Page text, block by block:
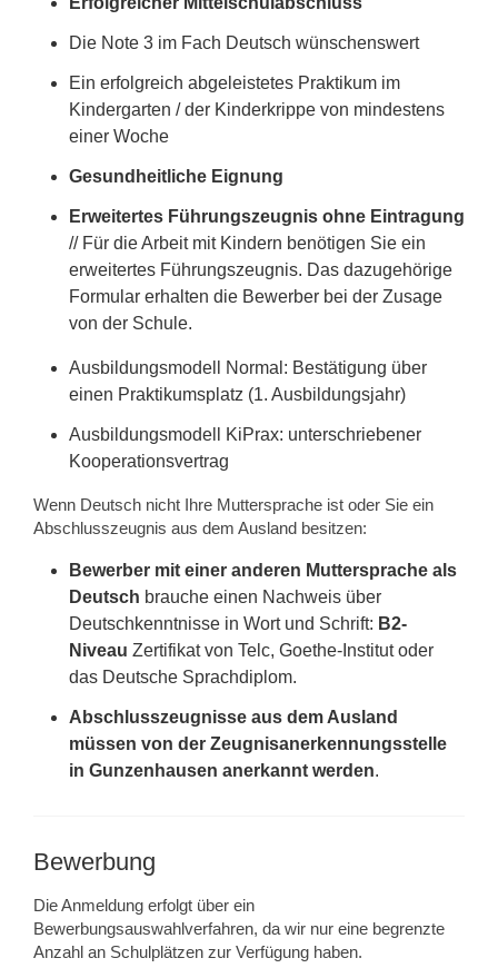
Die Note 3 im Fach Deutsch wünschenswert
Ein erfolgreich abgeleistetes Praktikum im
Kindergarten / der Kinderkrippe von mindestens
einer Woche
Gesundheitliche Eignung
Erweitertes Führungszeugnis ohne Eintragung
// Für die Arbeit mit Kindern benötigen Sie ein
erweitertes Führungszeugnis. Das dazugehörige
Formular erhalten die Bewerber bei der Zusage
von der Schule.
Ausbildungsmodell Normal: Bestätigung über
einen Praktikumsplatz (1. Ausbildungsjahr)
Ausbildungsmodell KiPrax: unterschriebener
Kooperationsvertrag
Wenn Deutsch nicht Ihre Muttersprache ist oder Sie ein
Abschlusszeugnis aus dem Ausland besitzen:
Bewerber mit einer anderen Muttersprache als
Deutsch brauche einen Nachweis über
Deutschkenntnisse in Wort und Schrift: B2-
Niveau Zertifikat von Telc, Goethe-Institut oder
das Deutsche Sprachdiplom.
Abschlusszeugnisse aus dem Ausland
müssen von der Zeugnisanerkennungsstelle
in Gunzenhausen anerkannt werden.
Bewerbung
Die Anmeldung erfolgt über ein
Bewerbungsauswahlverfahren, da wir nur eine begrenzte
Anzahl an Schulplätzen zur Verfügung haben.